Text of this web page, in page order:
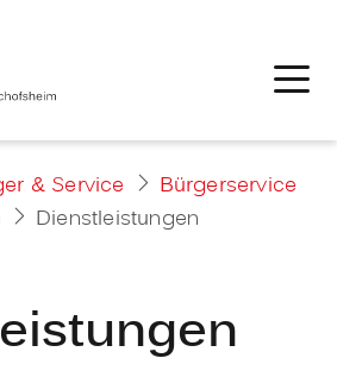
& Service
Bürgerservice
Dienstleistungen